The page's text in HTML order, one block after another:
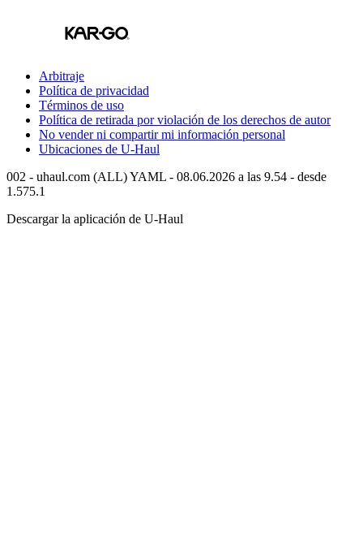
Arbitraje
Política de privacidad
Términos de uso
Política de retirada por violación de los derechos de autor
No vender ni compartir mi información personal
Ubicaciones de U-Haul
002 - uhaul.com (ALL) YAML - 08.06.2026 a las 9.54 - desde
1.575.1
Descargar la aplicación de U-Haul